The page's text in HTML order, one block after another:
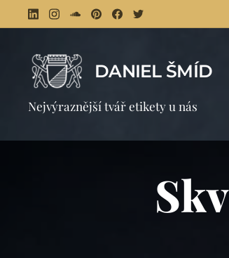
DANIEL ŠMÍD
Nejvýraznější tvář etikety u nás